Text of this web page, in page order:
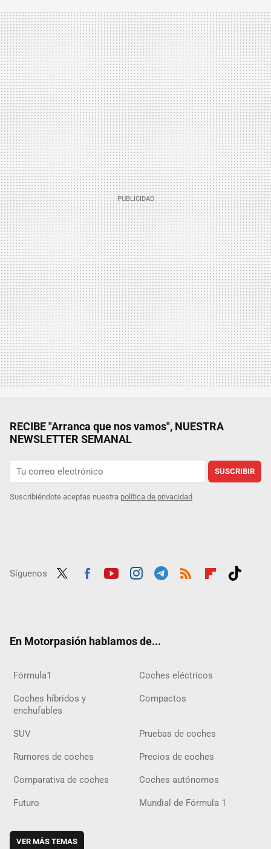
RECIBE "Arranca que nos vamos", NUESTRA
NEWSLETTER SEMANAL
SUSCRIBIR
Suscribiéndote aceptas nuestra política de privacidad
Síguenos
En Motorpasión hablamos de...
Fórmula1 Coches eléctricos
Coches híbridos y
enchufables
Compactos
SUV Pruebas de coches
Rumores de coches Precios de coches
Comparativa de coches Coches autónomos
Futuro Mundial de Fórmula 1
VER MÁS TEMAS